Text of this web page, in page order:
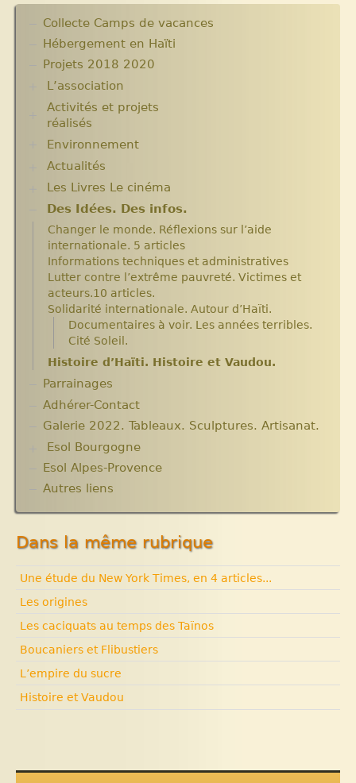
Collecte Camps de vacances
Hébergement en Haïti
Projets 2018 2020
L’association
Assemblées Générales
Nos partenaires.
Activités et projets
réalisés
Ecole Massawist. Verrettes. Agrandissement et
modernisation.
Archives
Aide en nature : Containers
Années 2010 2012
Projets et bilans années 2013 / 2014
Environnement
Plantes pour Haïti
Solidarité et environnement
Actualités
Chroniques du séjour Août 2017
Chroniques du séjour Juillet 2016
Les micro-crédits
Les Livres Le cinéma
Critiques et notes de lecture
Des Idées. Des infos.
Changer le monde. Réflexions sur l’aide
internationale. 5 articles
Informations techniques et administratives
Lutter contre l’extrême pauvreté. Victimes et
acteurs.10 articles.
Solidarité internationale. Autour d’Haïti.
Documentaires à voir. Les années terribles.
Cité Soleil.
Histoire d’Haïti. Histoire et Vaudou.
Parrainages
Adhérer-Contact
Galerie 2022. Tableaux. Sculptures. Artisanat.
Esol Bourgogne
ACTUALITES
Archives
Esol Alpes-Provence
Autres liens
Dans la même rubrique
Une étude du New York Times, en 4 articles...
Les origines
Les caciquats au temps des Taïnos
Boucaniers et Flibustiers
L’empire du sucre
Histoire et Vaudou